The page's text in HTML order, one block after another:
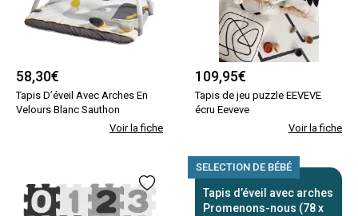
58,30€
Tapis D’éveil Avec Arches En
Velours Blanc Sauthon
Voir la fiche
109,95€
Tapis de jeu puzzle EEVEVE
écru Eeveve
Voir la fiche
SELECTION DE BÉBÉ
Tapis d’éveil avec arches
Promenons-nous (78 x